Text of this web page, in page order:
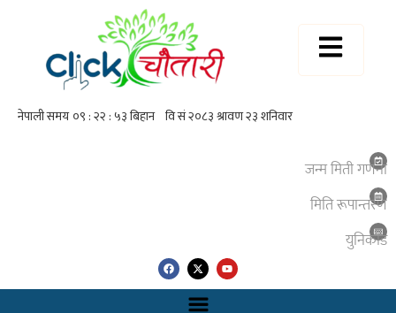
जन्म मिती गणना
मिति रूपान्तरण
युनिकाेड